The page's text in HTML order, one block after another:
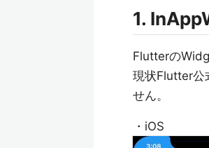
1.
Flutterの
現状Flutter公
せん。
・iOS